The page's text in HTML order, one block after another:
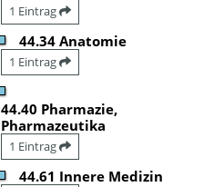
1 Eintrag
44.34 Anatomie
1 Eintrag
44.40 Pharmazie,
Pharmazeutika
1 Eintrag
44.61 Innere Medizin